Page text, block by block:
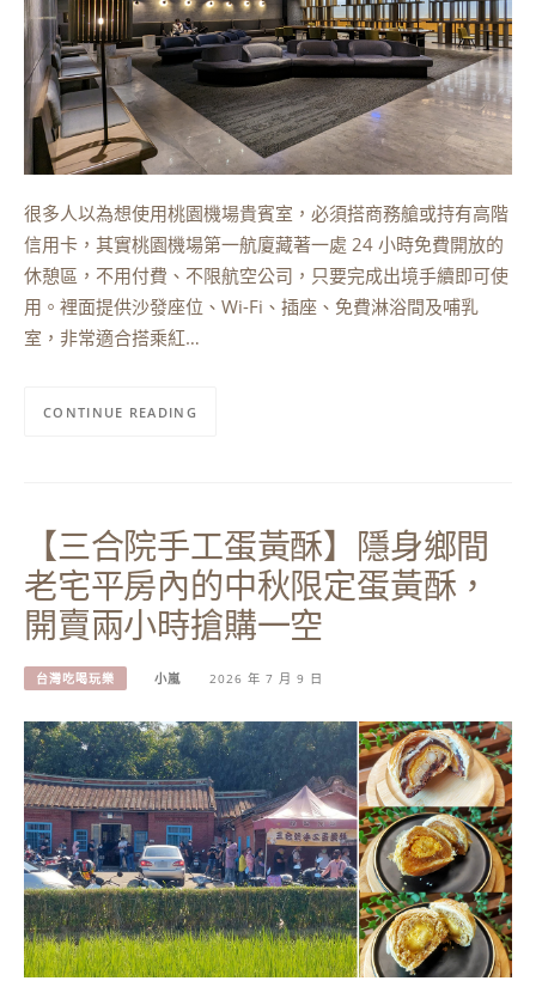
很多人以為想使用桃園機場貴賓室，必須搭商務艙或持有高階
信用卡，其實桃園機場第一航廈藏著一處 24 小時免費開放的
休憩區，不用付費、不限航空公司，只要完成出境手續即可使
用。裡面提供沙發座位、Wi-Fi、插座、免費淋浴間及哺乳
室，非常適合搭乘紅…
CONTINUE READING
【三合院手工蛋黃酥】隱身鄉間
老宅平房內的中秋限定蛋黃酥，
開賣兩小時搶購一空
台灣吃喝玩樂 小嵐 2026 年 7 月 9 日